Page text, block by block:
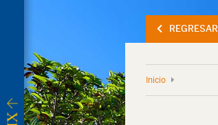
REGRESAR
Inicio